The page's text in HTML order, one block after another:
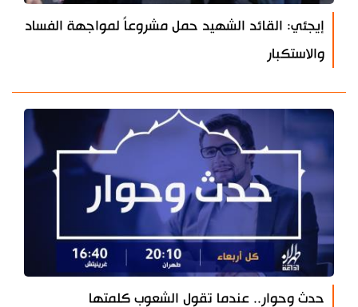
إيجئي: القائد الشهيد حمل مشروعاً لمواجهة الفساد
والاستكبار
حدث وحوار.. عندما تقول الشعوب كلمتها